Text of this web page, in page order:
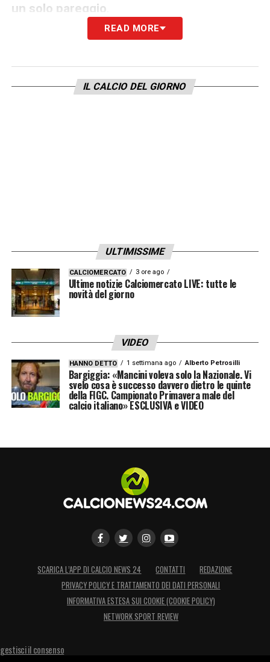
un solo pareggio
READ MORE
IL CALCIO DEL GIORNO
ULTIMISSIME
CALCIOMERCATO 3 ore ago
Ultime notizie Calciomercato LIVE: tutte le
novità del giorno
VIDEO
HANNO DETTO 1 settimana ago Alberto Petrosilli
Bargiggia: «Mancini voleva solo la Nazionale. Vi
svelo cosa è successo davvero dietro le quinte
della FIGC. Campionato Primavera male del
calcio italiano» ESCLUSIVA e VIDEO
SCARICA L’APP DI CALCIO NEWS 24 CONTATTI
REDAZIONE
PRIVACY POLICY E TRATTAMENTO DEI DATI PERSONALI
INFORMATIVA ESTESA SUI COOKIE (COOKIE POLICY)
NETWORK SPORT REVIEW
gestisci il consenso